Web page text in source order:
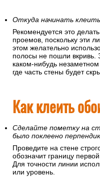
Откуда начинать
Рекомендуется это
проемов, поскольку эти
этом желательно
полосы не пошли вкривь.
каком-нибудь
где часть стены будет
Как клеить
Сделайте пометку на
было поклеено
Проведите на стене
обозначит границу
Для точности линии
или уровень.